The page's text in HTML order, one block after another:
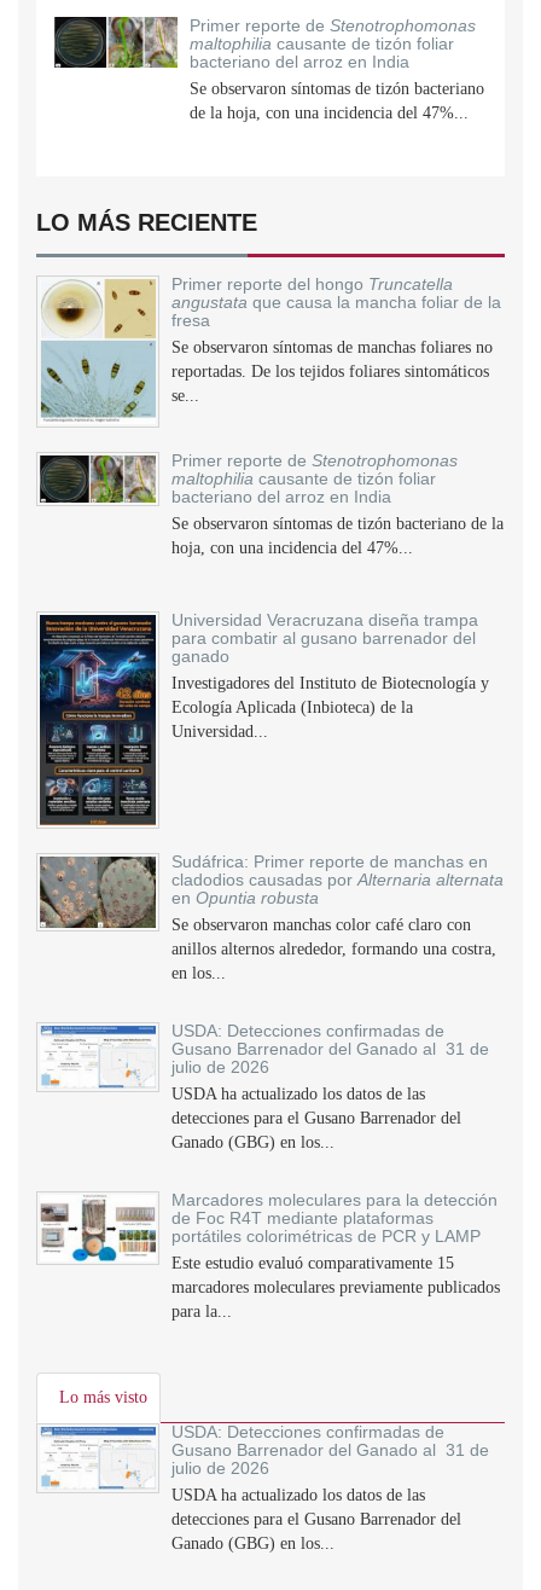
Primer reporte de Stenotrophomonas
maltophilia causante de tizón foliar
bacteriano del arroz en India
Se observaron síntomas de tizón bacteriano
de la hoja, con una incidencia del 47%...
LO MÁS RECIENTE
Primer reporte del hongo Truncatella
angustata que causa la mancha foliar de la
fresa
Se observaron síntomas de manchas foliares no
reportadas. De los tejidos foliares sintomáticos
se...
Primer reporte de Stenotrophomonas
maltophilia causante de tizón foliar
bacteriano del arroz en India
Se observaron síntomas de tizón bacteriano de la
hoja, con una incidencia del 47%...
Universidad Veracruzana diseña trampa
para combatir al gusano barrenador del
ganado
Investigadores del Instituto de Biotecnología y
Ecología Aplicada (Inbioteca) de la
Universidad...
Sudáfrica: Primer reporte de manchas en
cladodios causadas por Alternaria alternata
en Opuntia robusta
Se observaron manchas color café claro con
anillos alternos alrededor, formando una costra,
en los...
USDA: Detecciones confirmadas de
Gusano Barrenador del Ganado al 31 de
julio de 2026
USDA ha actualizado los datos de las
detecciones para el Gusano Barrenador del
Ganado (GBG) en los...
Marcadores moleculares para la detección
de Foc R4T mediante plataformas
portátiles colorimétricas de PCR y LAMP
Este estudio evaluó comparativamente 15
marcadores moleculares previamente publicados
para la...
Lo más visto
USDA: Detecciones confirmadas de
Gusano Barrenador del Ganado al 31 de
julio de 2026
USDA ha actualizado los datos de las
detecciones para el Gusano Barrenador del
Ganado (GBG) en los...